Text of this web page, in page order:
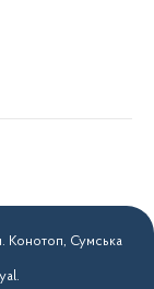
Конотоп, Сумська
.